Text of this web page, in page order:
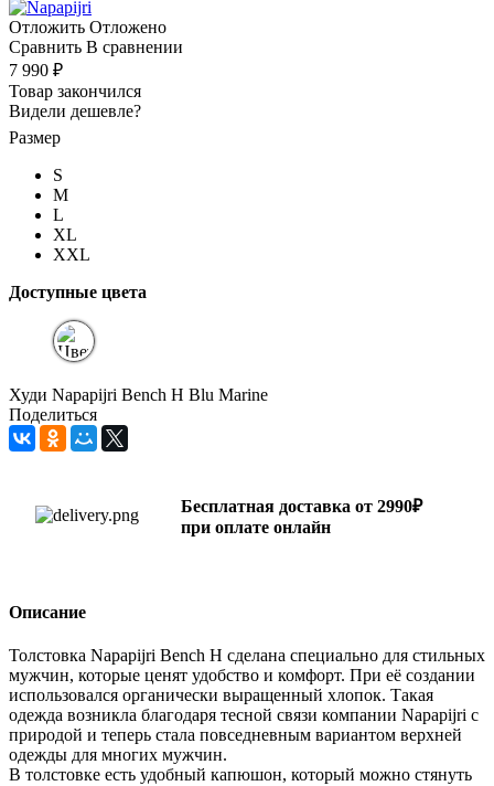
Отложить Отложено
Сравнить В сравнении
7 990 ₽
Товар закончился
Видели дешевле?
Размер
S
M
L
XL
XXL
Доступные цвета
Худи Napapijri Bench H Blu Marine
Поделиться
Бесплатная доставка от 2990₽
при оплате онлайн
Описание
Толстовка Napapijri Bench H сделана специально для стильных
мужчин, которые ценят удобство и комфорт. При её создании
использовался органически выращенный хлопок. Такая
одежда возникла благодаря тесной связи компании Napapijri с
природой и теперь стала повседневным вариантом верхней
одежды для многих мужчин.
В толстовке есть удобный капюшон, который можно стянуть